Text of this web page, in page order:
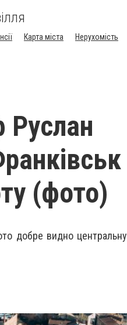
Карта міста
Нерухомість
Руслан
(фото)
добре видно центральну